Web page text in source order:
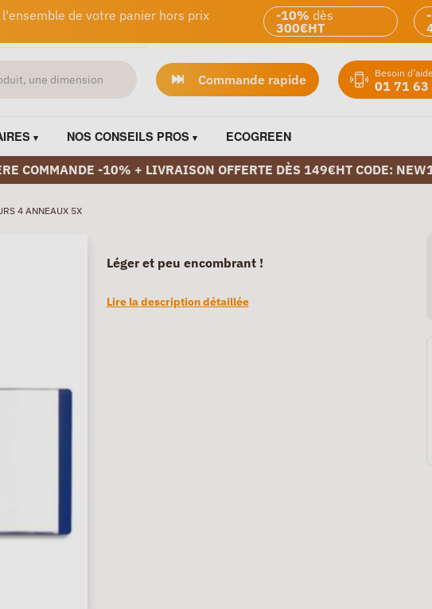
de votre panier hors prix
-10% dès
300€HT
Commande rapide Besoin
01 71 63
NOS CONSEILS PROS ECOGREEN
COMMANDE -10% + LIVRAISON OFFERTE DÈS 149€HT CODE:
4 ANNEAUX 5X
Léger et peu encombrant !
Lire la description détaillée